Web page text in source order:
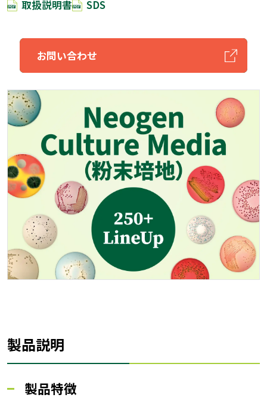
取扱説明書
SDS
お問い合わせ
製品説明
製品特徴